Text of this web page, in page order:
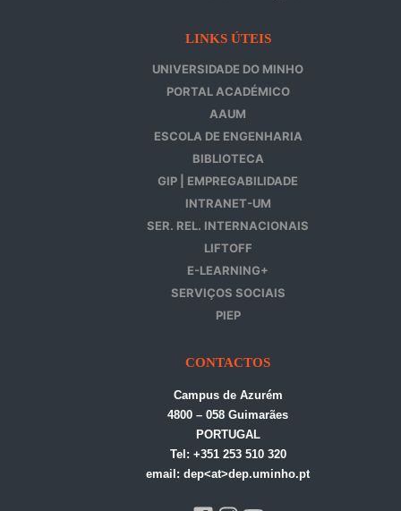
LINKS ÚTEIS
UNIVERSIDADE DO MINHO
PORTAL ACADÉMICO
AAUM
ESCOLA DE ENGENHARIA
BIBLIOTECA
GIP | EMPREGABILIDADE
INTRANET-UM
SER. REL. INTERNACIONAIS
LIFTOFF
E-LEARNING+
SERVIÇOS SOCIAIS
PIEP
CONTACTOS
Campus de Azurém
4800 – 058 Guimarães
PORTUGAL
Tel: +351 253 510 320
email: dep<at>dep.uminho.pt